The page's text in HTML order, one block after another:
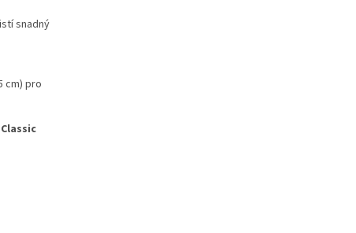
snadný
cm) pro